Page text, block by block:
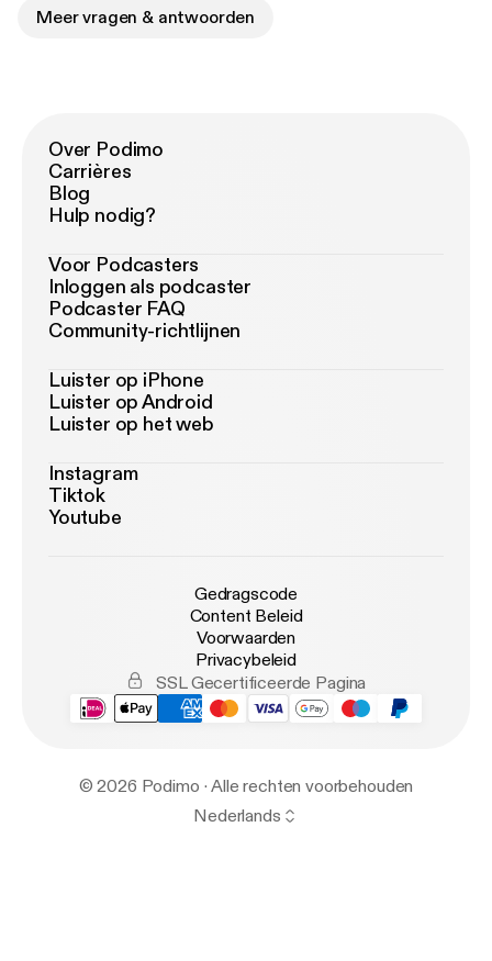
Meer vragen & antwoorden
Over Podimo
Carrières
Blog
Hulp nodig?
Voor Podcasters
Inloggen als podcaster
Podcaster FAQ
Community-richtlijnen
Luister op iPhone
Luister op Android
Luister op het web
Instagram
Tiktok
Youtube
Gedragscode
Content Beleid
Voorwaarden
Privacybeleid
SSL Gecertificeerde Pagina
© 2026 Podimo · Alle rechten voorbehouden
Nederlands